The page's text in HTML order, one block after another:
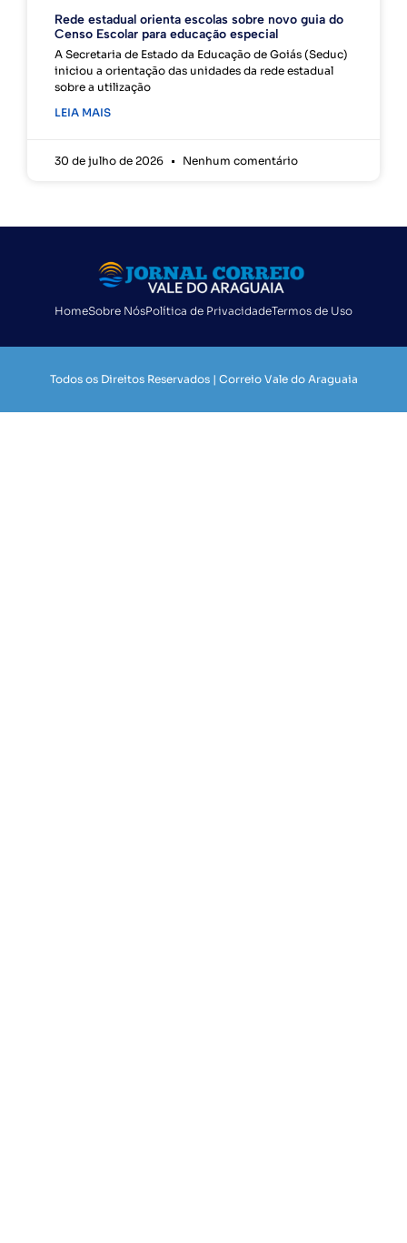
Rede estadual orienta escolas sobre novo guia do
Censo Escolar para educação especial
A Secretaria de Estado da Educação de Goiás (Seduc)
iniciou a orientação das unidades da rede estadual
sobre a utilização
LEIA MAIS
30 de julho de 2026 Nenhum comentário
HomeSobre NósPolítica de PrivacidadeTermos de Uso
Todos os Direitos Reservados | Correio Vale do Araguaia